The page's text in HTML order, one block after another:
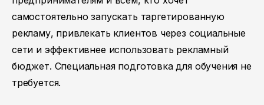
самостоятельно запускать таргетированную
рекламу, привлекать клиентов через социальные
сети и эффективнее использовать рекламный
бюджет. Специальная подготовка для обучения не
требуется.